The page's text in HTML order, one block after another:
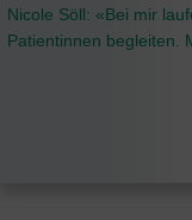
Nicole Söll: «Bei mir
Patientinnen begleiten.